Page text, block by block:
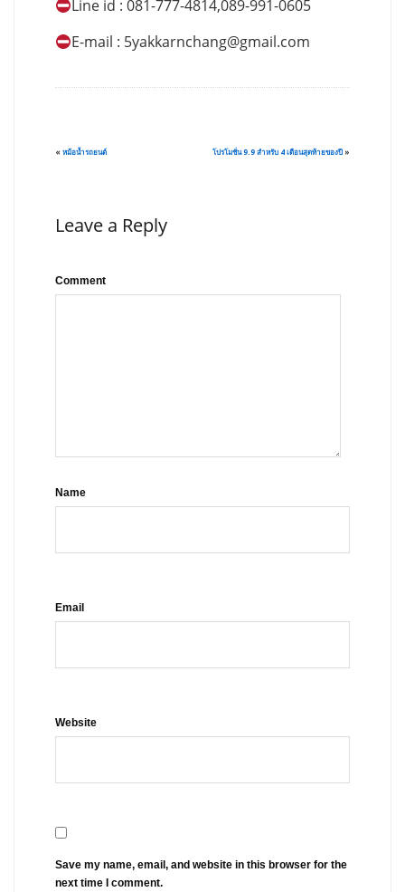
Line id : 081-777-4814,089-991-0605
E-mail : 5yakkarnchang@gmail.com
« หม้อน้ำรถยนต์ โปรโมชั่น 9.9 สำหรับ 4 เดือนสุดท้ายของปี »
Leave a Reply
Comment
Name
Email
Website
Save my name, email, and website in this browser for the
next time I comment.